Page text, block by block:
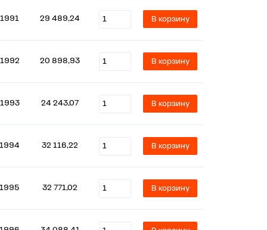
29 489,24 В корзину
20 898,93 В корзину
24 243,07 В корзину
32 116,22 В корзину
32 771,02 В корзину